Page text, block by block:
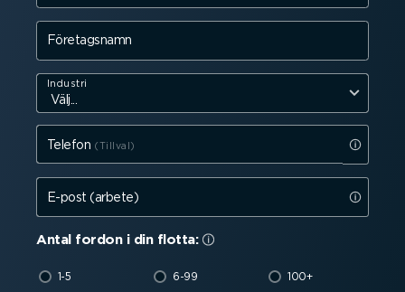
Företagsnamn
Industri
Telefon
E-post (arbete)
Antal fordon i din flotta:
1-5 6-99 100+